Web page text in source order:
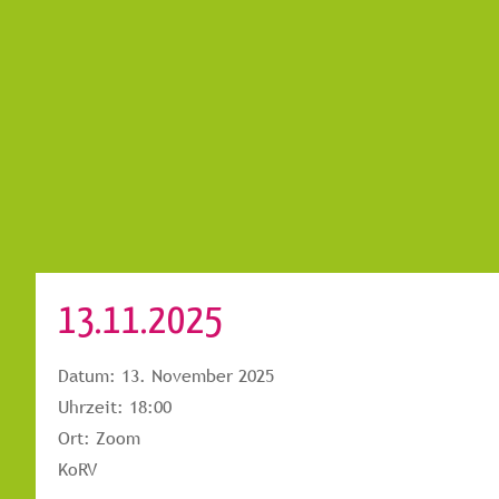
13.11.2025
Datum: 13. November 2025
Uhrzeit: 18:00
Ort: Zoom
KoRV